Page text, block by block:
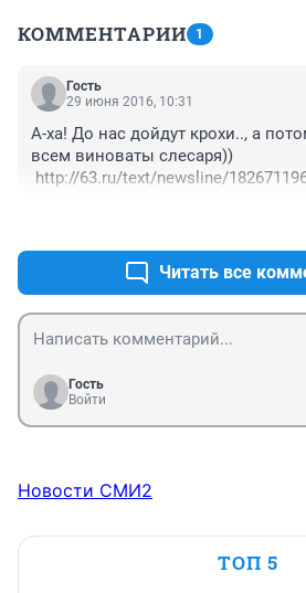
КОММЕНТАРИИ 1
Гость
29 июня 2016, 10:31
А-ха! До нас дойдут крохи.., а
всем виноваты слесаря))
http://63.ru/text/newsline/
Читать все
Гость
Войти
Новости СМИ2
ТОП 5